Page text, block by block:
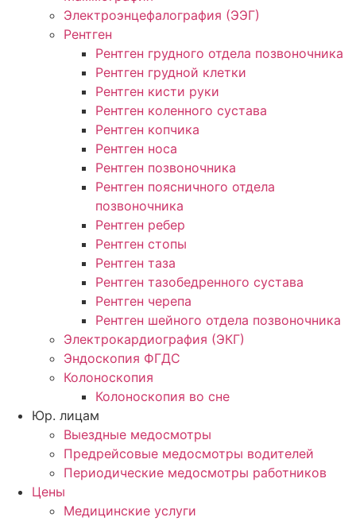
Электроэнцефалография (ЭЭГ)
Рентген
Рентген грудного отдела позвоночника
Рентген грудной клетки
Рентген кисти руки
Рентген коленного сустава
Рентген копчика
Рентген носа
Рентген позвоночника
Рентген поясничного отдела
позвоночника
Рентген ребер
Рентген стопы
Рентген таза
Рентген тазобедренного сустава
Рентген черепа
Рентген шейного отдела позвоночника
Электрокардиография (ЭКГ)
Эндоскопия ФГДС
Колоноскопия
Колоноскопия во сне
Юр. лицам
Выездные медосмотры
Предрейсовые медосмотры водителей
Периодические медосмотры работников
Цены
Медицинские услуги